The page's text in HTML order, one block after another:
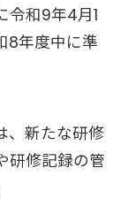
令和9年4月1
8年度中に準
、新たな研修
研修記録の管